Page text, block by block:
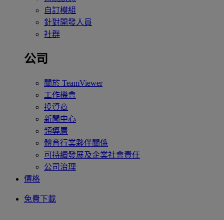
自訂模組
針對開發人員
社群
公司
關於 TeamViewer
工作機會
投資商
新聞中心
領導層
體育行業夥伴關係
可持續發展及企業社會責任
公司治理
價格
免費下載